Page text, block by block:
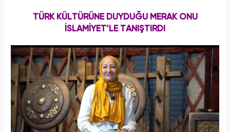
TÜRK KÜLTÜRÜNE DUYDUĞU MERAK ONU
İSLAMİYET’LE TANIŞTIRDI